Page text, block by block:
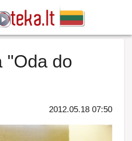
"Oda do
2012.05.18 07:50